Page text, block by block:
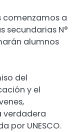
comenzamos a
secundarias N°
alumnos
del
y el
verdadera
por UNESCO.